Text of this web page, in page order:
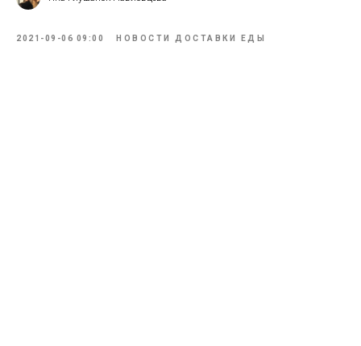
2021-09-06 09:00 НОВОСТИ ДОСТАВКИ ЕДЫ